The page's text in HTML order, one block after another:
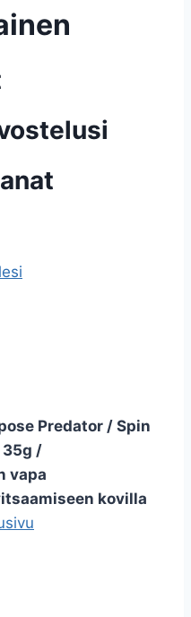
Predator / Spin
35g /
vapa
kovilla